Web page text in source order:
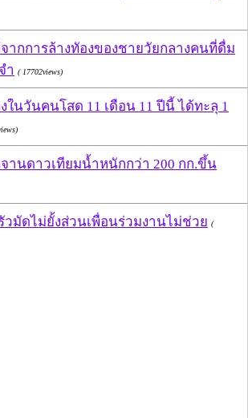
ากการล้างทัองของชายวัยกลางคนที่ดื่ม
ำ ( 17702views)
นวันคนโสด 11 เดือน 11 ปีนี้ ได้ทะลุ 1
านดาวเทียมน้ำหนักกว่า 200 กก.ขึ้น
วมัดไม่ยั้งส่วนเพื่อนร่วมงานไม่ช่วย (